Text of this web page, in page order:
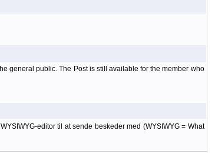
general public. The Post is still available for the member who
editor til at sende beskeder med (WYSIWYG = What